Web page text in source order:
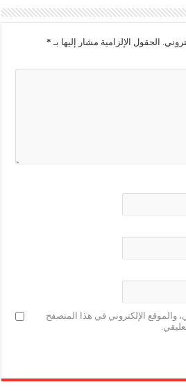
الحقول الإلزامية مشار إليها بـ *
والموقع الإلكتروني في هذا المتصفح